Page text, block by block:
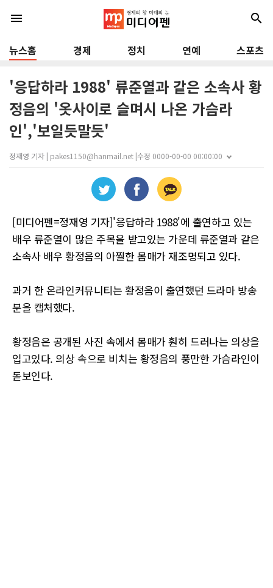
menu search
뉴스홈 경제 정치 연예 스포츠
'응답하라 1988' 류준열과 같은 소속사 황
정음의 '옷사이로 슬며시 나온 가슴라
인','보일듯말듯'
정재영 기자 | pakes1150@hanmail.net |수정 0000-00-00 00:00:00
[미디어펜=정재영 기자]'응답하라 1988'에 출연하고 있는
배우 류준열이 많은 주목을 받고있는 가운데 류준열과 같은
소속사 배우 황정음의 아찔한 몸매가 재조명되고 있다.
과거 한 온라인커뮤니티는 황정음이 출연했던 드라마 방송
분을 캡처했다.
황정음은 공개된 사진 속에서 몸매가 훤히 드러나는 의상을
입고있다. 의상 속으로 비치는 황정음의 풍만한 가슴라인이
돋보인다.